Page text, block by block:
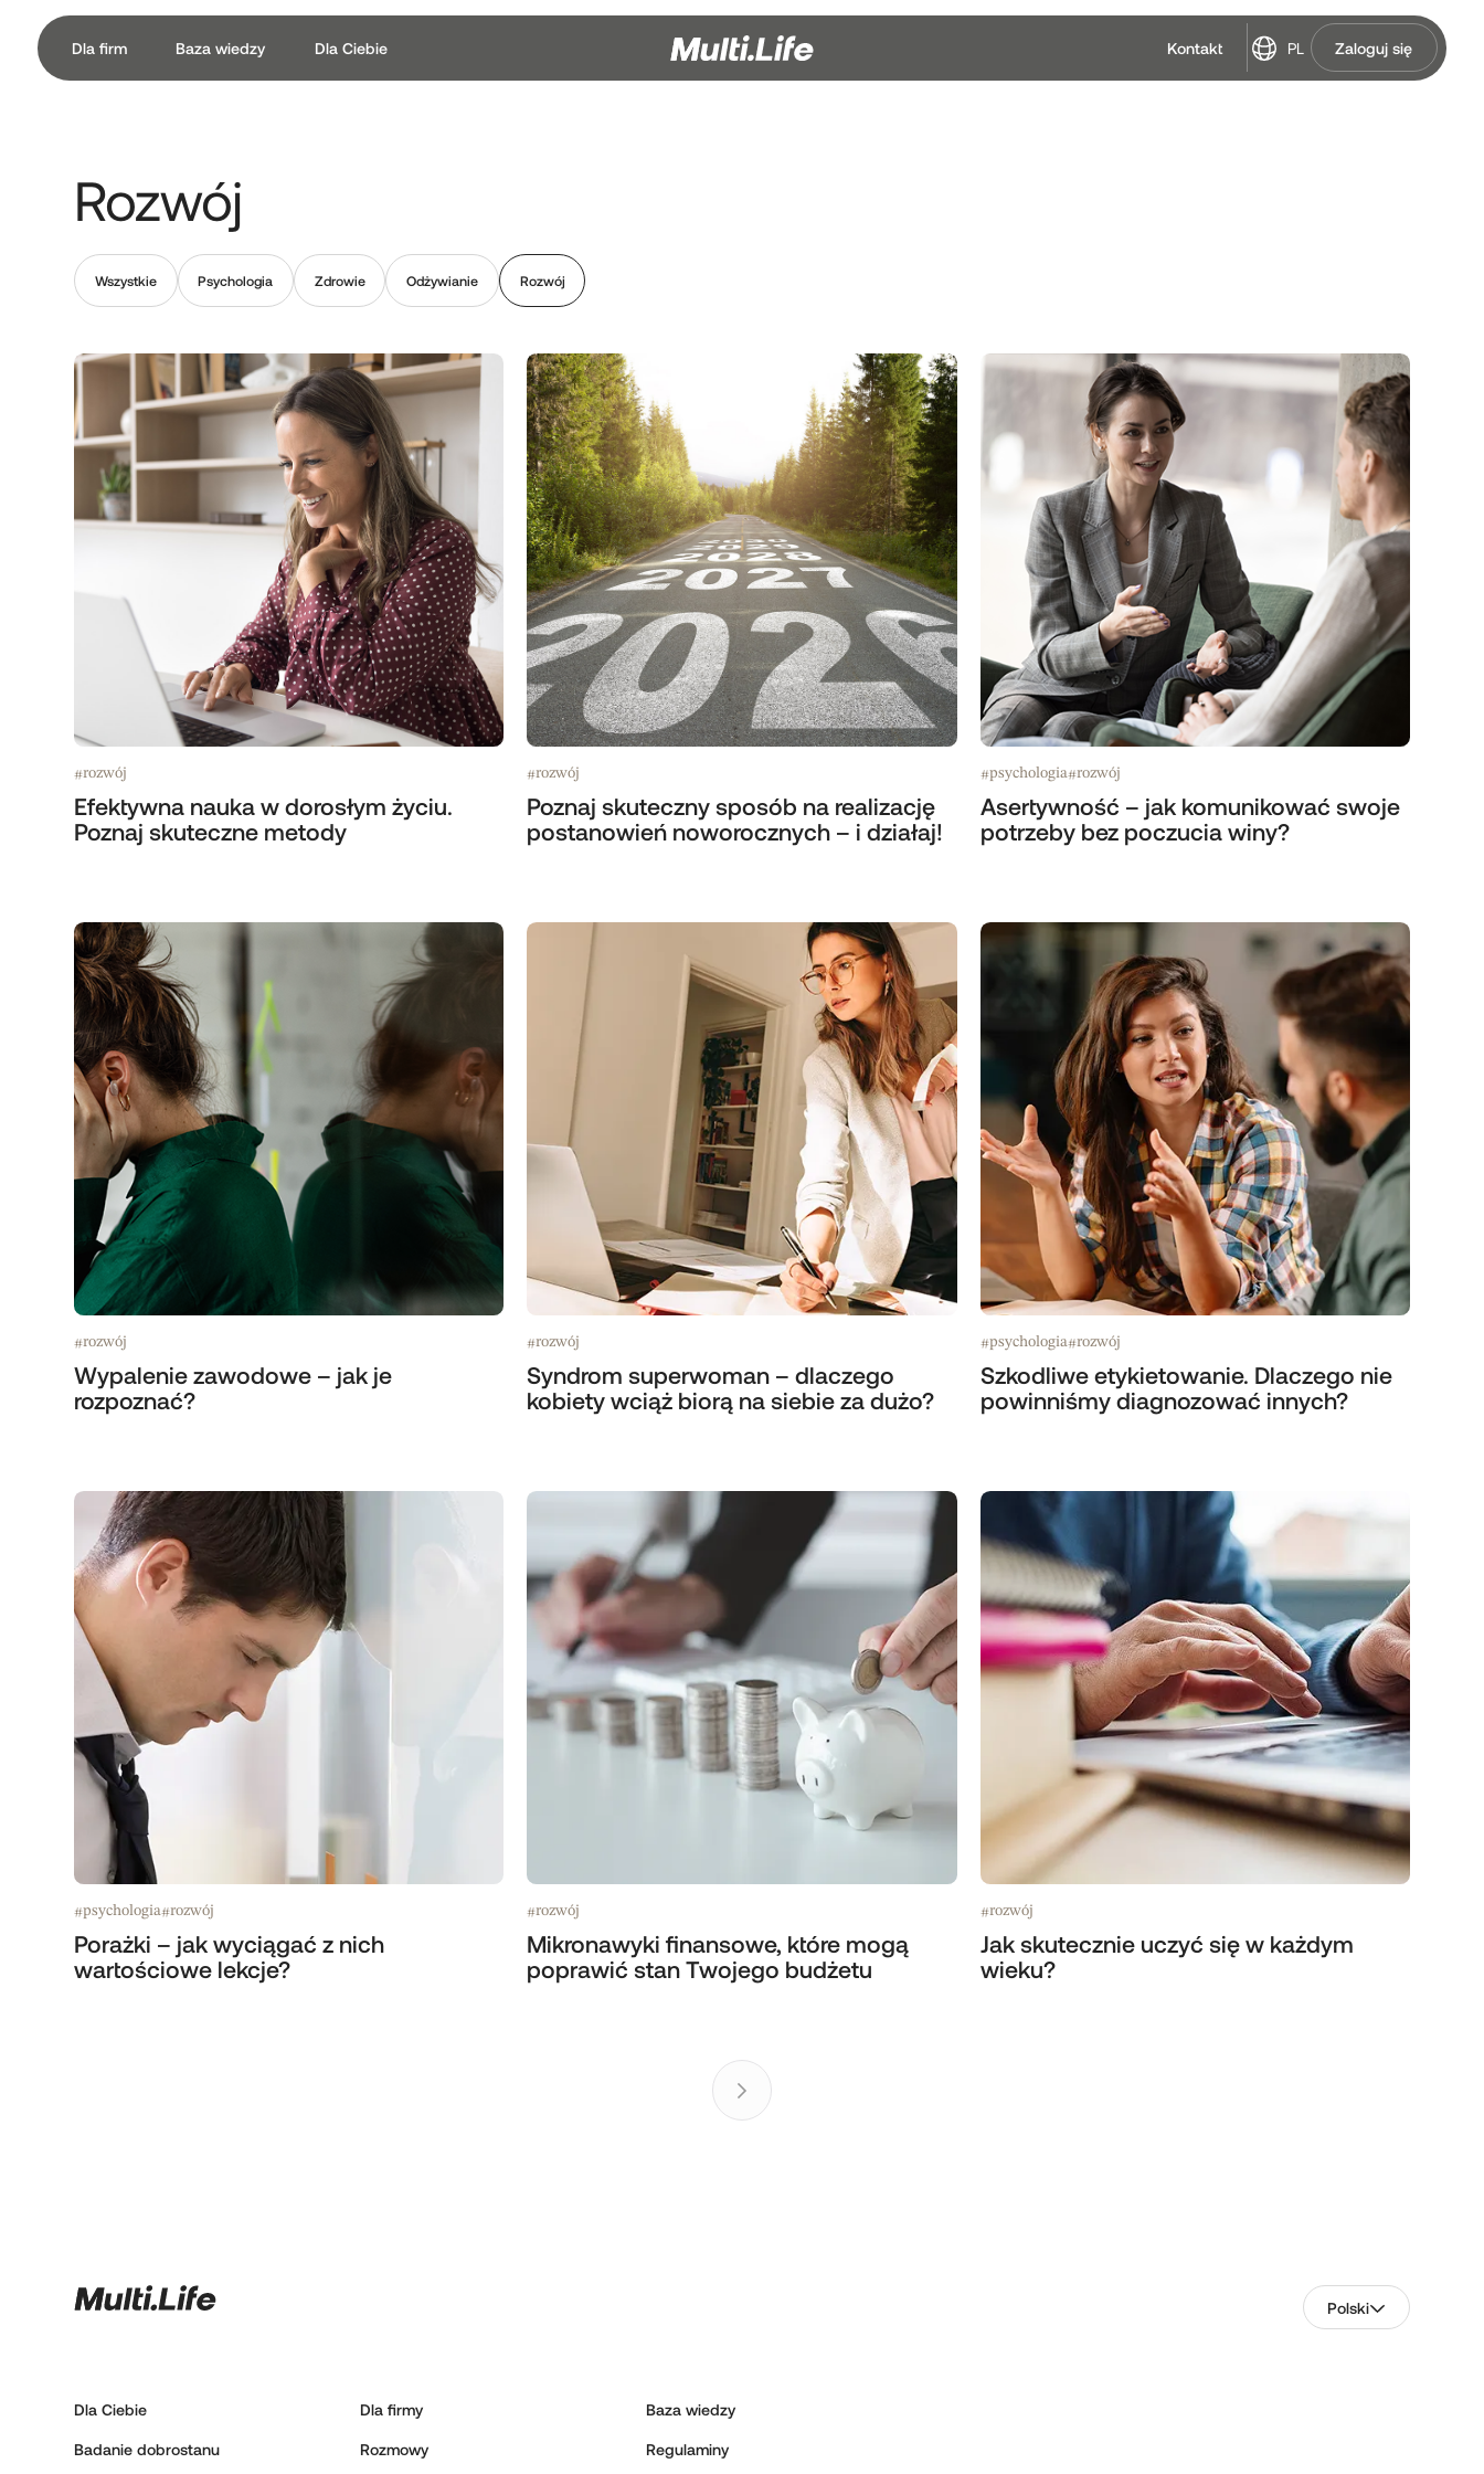
Dla firm Baza wiedzy Dla Ciebie Kontakt PL Zaloguj się
Rozwój
Wszystkie Psychologia Zdrowie Odżywianie Rozwój
#rozwój
Efektywna nauka w dorosłym życiu.
Poznaj skuteczne metody
#rozwój
Poznaj skuteczny sposób na realizację
postanowień noworocznych – i działaj!
#psychologia#rozwój
Asertywność – jak komunikować swoje
potrzeby bez poczucia winy?
#rozwój
Wypalenie zawodowe – jak je
rozpoznać?
#rozwój
Syndrom superwoman – dlaczego
kobiety wciąż biorą na siebie za dużo?
#psychologia#rozwój
Szkodliwe etykietowanie. Dlaczego nie
powinniśmy diagnozować innych?
#psychologia#rozwój
Porażki – jak wyciągać z nich
wartościowe lekcje?
#rozwój
Mikronawyki finansowe, które mogą
poprawić stan Twojego budżetu
#rozwój
Jak skutecznie uczyć się w każdym
wieku?
Polski
Dla Ciebie
Badanie dobrostanu
Dla firmy
Rozmowy
Baza wiedzy
Regulaminy